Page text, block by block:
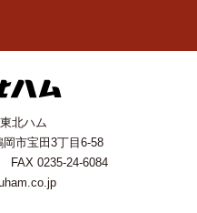
北ハム
市宝田3丁目6-58
0235-24-6084